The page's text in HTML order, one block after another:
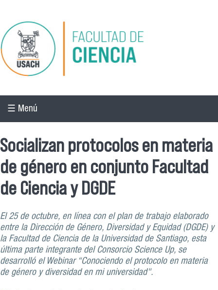
Pasar al contenido principal
☰ Menú
Socializan protocolos en materia
de género en conjunto Facultad
de Ciencia y DGDE
El 25 de octubre, en línea con el plan de trabajo elaborado
entre la Dirección de Género, Diversidad y Equidad (DGDE) y
la Facultad de Ciencia de la Universidad de Santiago, esta
última parte integrante del Consorcio Science Up, se
desarrolló el Webinar “Conociendo el protocolo en materia
de género y diversidad en mi universidad".